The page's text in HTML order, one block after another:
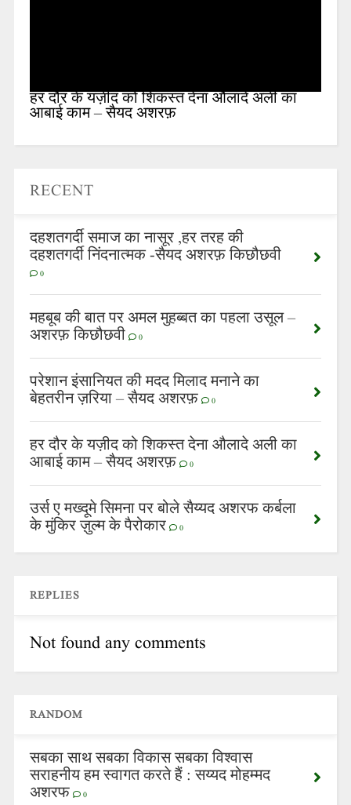
हर दौर के यज़ीद को शिकस्त देना औलादे अली का
आबाई काम – सैयद अशरफ़
RECENT
दहशतगर्दी समाज का नासूर ,हर तरह की
दहशतगर्दी निंदनात्मक -सैयद अशरफ़ किछौछवी
0
महबूब की बात पर अमल मुहब्बत का पहला उसूल –
अशरफ़ किछौछवी 0
परेशान इंसानियत की मदद मिलाद मनाने का
बेहतरीन ज़रिया – सैयद अशरफ़ 0
हर दौर के यज़ीद को शिकस्त देना औलादे अली का
आबाई काम – सैयद अशरफ़ 0
उर्स ए मख्दूमे सिमना पर बोले सैय्यद अशरफ कर्बला
के मुंकिर ज़ुल्म के पैरोकार 0
REPLIES
Not found any comments
RANDOM
सबका साथ सबका विकास सबका विश्वास
सराहनीय हम स्वागत करते हैं : सय्यद मोहम्मद
अशरफ 0